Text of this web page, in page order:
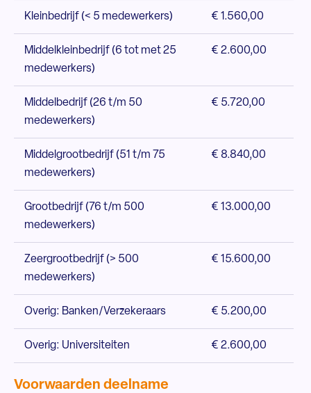
Kleinbedrijf (< 5 medewerkers) € 1.560,00
Middelkleinbedrijf (6 tot met 25
medewerkers)
€ 2.600,00
Middelbedrijf (26 t/m 50
medewerkers)
€ 5.720,00
Middelgrootbedrijf (51 t/m 75
medewerkers)
€ 8.840,00
Grootbedrijf (76 t/m 500
medewerkers)
€ 13.000,00
Zeergrootbedrijf (> 500
medewerkers)
€ 15.600,00
Overig: Banken/Verzekeraars € 5.200,00
Overig: Universiteiten € 2.600,00
Voorwaarden deelname